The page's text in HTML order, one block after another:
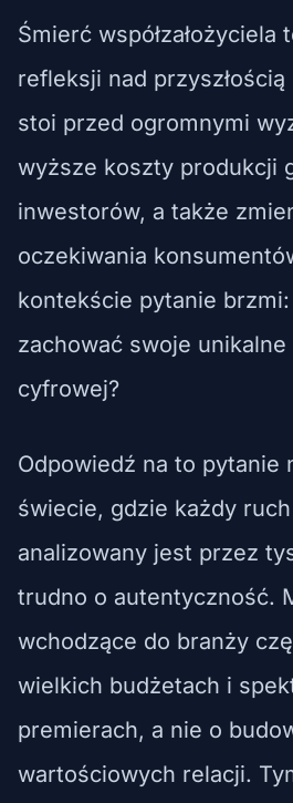
Śmierć współzałożyciela
refleksji nad
stoi przed ogromnymi
wyższe koszty produkcji
inwestorów, a także
oczekiwania
kontekście pytanie
zachować swoje unikalne
cyfrowej?
Odpowiedź na to pytanie
świecie, gdzie każdy
analizowany jest przez
trudno o autentyczność.
wchodzące do branży
wielkich budżetach i
premierach, a nie o
wartościowych relacji.